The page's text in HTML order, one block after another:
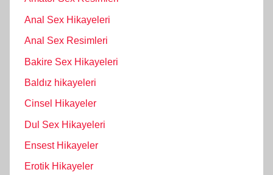
Anal Sex Hikayeleri
Anal Sex Resimleri
Bakire Sex Hikayeleri
Baldız hikayeleri
Cinsel Hikayeler
Dul Sex Hikayeleri
Ensest Hikayeler
Erotik Hikayeler